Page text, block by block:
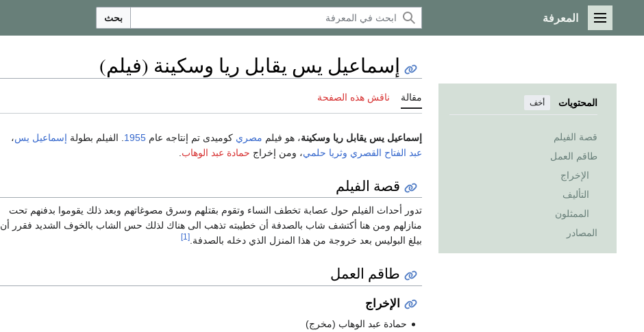
القائمة الرئيسية
المعرفة بحث
المحتويات أخف
قصة الفيلم
طاقم العمل
الإخراج
التأليف
الممثلون
المصادر
إسماعيل يس يقابل ريا وسكينة (فيلم)
مقالة ناقش هذه الصفحة
إسماعيل يس يقابل ريا وسكينة، هو فيلم مصري كوميدى تم إنتاجه عام 1955 . الفيلم بطولة إسماعيل يس،
عبد الفتاح القصري وثريا حلمي، ومن إخراج حمادة عبد الوهاب
قصة الفيلم
تدور أحداث الفيلم حول عصابة تخطف النساء وتقوم بقتلهم وسرق مصوغاتهم وبعد ذلك يقوموا بدفنهم تحت
منازلهم ومن هنا أكتشف شاب بالصدفة أن خطيبته تذهب الى هناك لذلك حس الشاب بالخوف الشديد فقرر أن
بيلغ البوليس بعد خروجة من هذا المنزل الذي دخله بالصدفة.[1]
طاقم العمل
الإخراج
حمادة عبد الوهاب (مخرج)